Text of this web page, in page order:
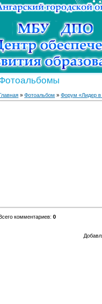
» Фотоальбом » Форум «Лидер в
комментариев: 0